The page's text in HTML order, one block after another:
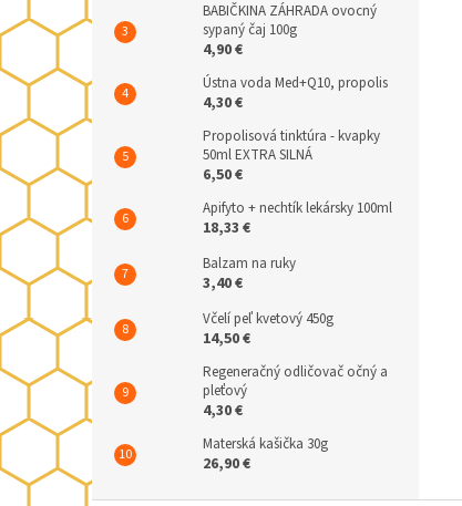
BABIČKINA ZÁHRADA ovocný
sypaný čaj 100g
4,90 €
Ústna voda Med+Q10, propolis
4,30 €
Propolisová tinktúra - kvapky
50ml EXTRA SILNÁ
6,50 €
Apifyto + nechtík lekársky 100ml
18,33 €
Balzam na ruky
3,40 €
Včelí peľ kvetový 450g
14,50 €
Regeneračný odličovač očný a
pleťový
4,30 €
Materská kašička 30g
26,90 €